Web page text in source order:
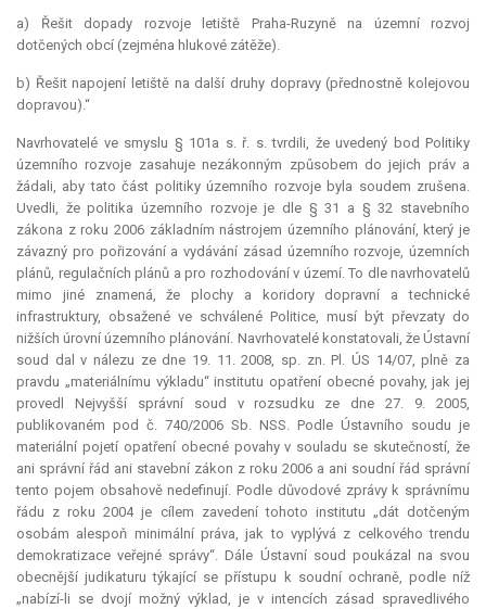
a) Řešit dopady rozvoje letiště Praha-Ruzyně na územní rozvoj
dotčených obcí (zejména hlukové zátěže).
b) Řešit napojení letiště na další druhy dopravy (přednostně kolejovou
dopravou).“
Navrhovatelé ve smyslu § 101a s. ř. s. tvrdili, že uvedený bod Politiky
územního rozvoje zasahuje nezákonným způsobem do jejich práv a
žádali, aby tato část politiky územního rozvoje byla soudem zrušena.
Uvedli, že politika územního rozvoje je dle § 31 a § 32 stavebního
zákona z roku 2006 základním nástrojem územního plánování, který je
závazný pro pořizování a vydávání zásad územního rozvoje, územních
plánů, regulačních plánů a pro rozhodování v území. To dle navrhovatelů
mimo jiné znamená, že plochy a koridory dopravní a technické
infrastruktury, obsažené ve schválené Politice, musí být převzaty do
nižších úrovní územního plánování. Navrhovatelé konstatovali, že Ústavní
soud dal v nálezu ze dne 19. 11. 2008, sp. zn. Pl. ÚS 14/07, plně za
pravdu „materiálnímu výkladu“ institutu opatření obecné povahy, jak jej
provedl Nejvyšší správní soud v rozsudku ze dne 27. 9. 2005,
publikovaném pod č. 740/2006 Sb. NSS. Podle Ústavního soudu je
materiální pojetí opatření obecné povahy v souladu se skutečností, že
ani správní řád ani stavební zákon z roku 2006 a ani soudní řád správní
tento pojem obsahově nedefinují. Podle důvodové zprávy k správnímu
řádu z roku 2004 je cílem zavedení tohoto institutu „dát dotčeným
osobám alespoň minimální práva, jak to vyplývá z celkového trendu
demokratizace veřejné správy“. Dále Ústavní soud poukázal na svou
obecnější judikaturu týkající se přístupu k soudní ochraně, podle níž
„nabízí-li se dvojí možný výklad, je v intencích zásad spravedlivého